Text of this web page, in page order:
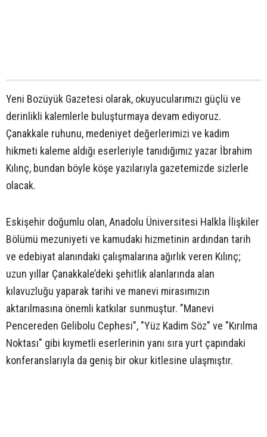
Yeni Bozüyük Gazetesi olarak, okuyucularımızı güçlü ve
derinlikli kalemlerle buluşturmaya devam ediyoruz.
Çanakkale ruhunu, medeniyet değerlerimizi ve kadim
hikmeti kaleme aldığı eserleriyle tanıdığımız yazar İbrahim
Kılınç, bundan böyle köşe yazılarıyla gazetemizde sizlerle
olacak.
Eskişehir doğumlu olan, Anadolu Üniversitesi Halkla İlişkiler
Bölümü mezuniyeti ve kamudaki hizmetinin ardından tarih
ve edebiyat alanındaki çalışmalarına ağırlık veren Kılınç;
uzun yıllar Çanakkale’deki şehitlik alanlarında alan
kılavuzluğu yaparak tarihi ve manevi mirasımızın
aktarılmasına önemli katkılar sunmuştur. "Manevi
Pencereden Gelibolu Cephesi", "Yüz Kadim Söz" ve "Kırılma
Noktası" gibi kıymetli eserlerinin yanı sıra yurt çapındaki
konferanslarıyla da geniş bir okur kitlesine ulaşmıştır.